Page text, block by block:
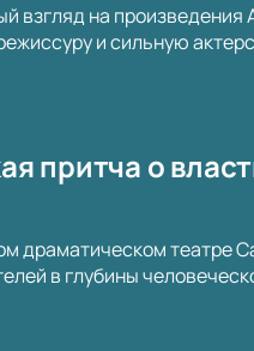
взгляд на произведения
и сильную
притча о
драматическом театре
в глубины